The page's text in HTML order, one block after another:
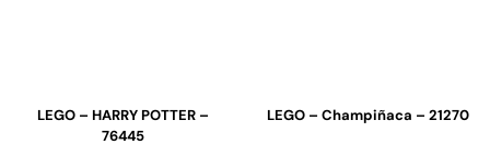
LEGO – HARRY POTTER –
76445
LEGO – Champiñaca – 21270